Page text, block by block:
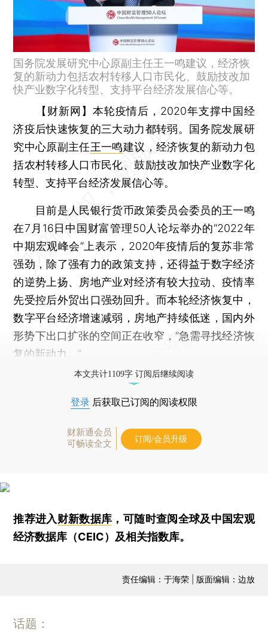
国务院发展研究中心原副主任王一鸣建议，经济恢
复的新动力包括农村转移人口市民化、鼓励技改加
快产业数字化转型、支持平台经济发展信心等。
【财新网】 本轮疫情后，2020年支撑中国经
济疫后快速恢复的三大动力都转弱。国务院发展研
究中心原副主任王一鸣建议，经济恢复的新动力包
括农村转移人口市民化、鼓励技改加快产业数字化
转型、支持平台经济发展信心等。
目前是人民银行货币政策委员会委员的王一鸣
在7月16日中国财富管理50人论坛举办的“2022年
中期宏观峰会”上表示，2020年疫情后的复苏非常
强劲，除了强有力的政策支持，还得益于数字经济
的逆势上扬、房地产业对经济有较大拉动、疫情率
先受控后外贸出口强劲回升。而本轮经济恢复中，
数字平台经济增速减弱，房地产持续低迷，国内外
形势下出口扩张的空间正在收窄，“急需寻找经济恢
复的新动力。”
本文共计1109字 订阅后继续阅读
登录 后获取已订阅的阅读权限
财新通会员
可畅读全文
订阅/会员升级
推荐进入财新数据库 ，可随时查阅全球及中国宏观
经济数据库（CEIC）及相关指数库。
责任编辑：于海荣 | 版面编辑：边放
话题：